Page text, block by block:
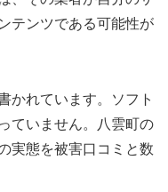
テンツである可能性が
かれています。ソフト
ていません。八雲町の
実態を被害口コミと数